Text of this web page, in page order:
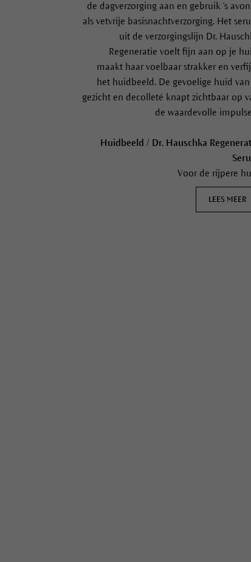
de dagverzorging aan en gebruik 's
als vetvrije basisnachtverzorging. Het
uit de verzorgingslijn Dr.
Regeneratie voelt fijn aan op je
maakt haar voelbaar strakker en
het huidbeeld. De gevoelige huid van
gezicht en decolleté knapt zichtbaar op
de waardevolle
Huidbeeld / Dr. Hauschka
Voor de rijpere
LEES MEER